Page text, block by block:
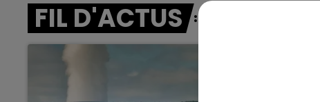
10h00 - 14h00
LE TICKET DE CAISSE
FIL D'ACTUS